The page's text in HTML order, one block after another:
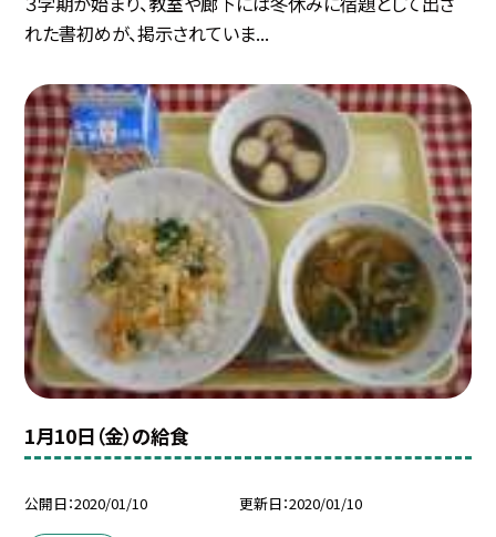
れた書初めが、掲示されていま...
1月10日（金）の給食
公開日 2020/01/10 更新日 2020/01/10